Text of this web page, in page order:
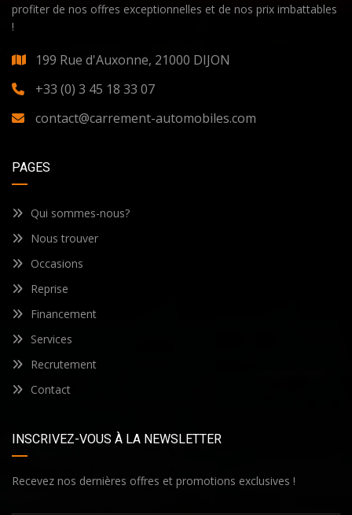
profiter de nos offres exceptionnelles et de nos prix imbattables
!
199 Rue d'Auxonne, 21000 DIJON
+33 (0) 3 45 18 33 07
contact@carrement-automobiles.com
PAGES
Qui sommes-nous?
Nous trouver
Occasions
Reprise
Financement
Services
Recrutement
Contact
INSCRIVEZ-VOUS À LA NEWSLETTER
Recevez nos dernières offres et promotions exclusives !